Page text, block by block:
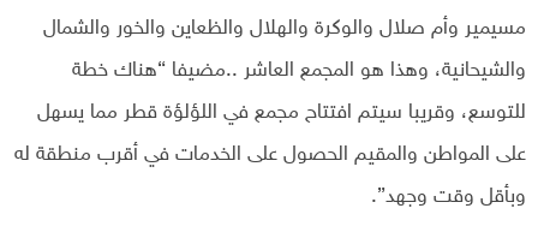
مسيمير وأم صلال والوكرة والهلال والظعاين والخور والشمال
والشيحانية، وهذا هو المجمع العاشر ..مضيفا “هناك خطة
للتوسع، وقريبا سيتم افتتاح مجمع في اللؤلؤة قطر مما يسهل
على المواطن والمقيم الحصول على الخدمات في أقرب منطقة له
وبأقل وقت وجهد”.